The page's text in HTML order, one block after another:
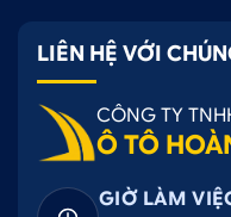
LIÊN HỆ VỚI
CÔNG TY
Ô TÔ
GIỜ LÀM